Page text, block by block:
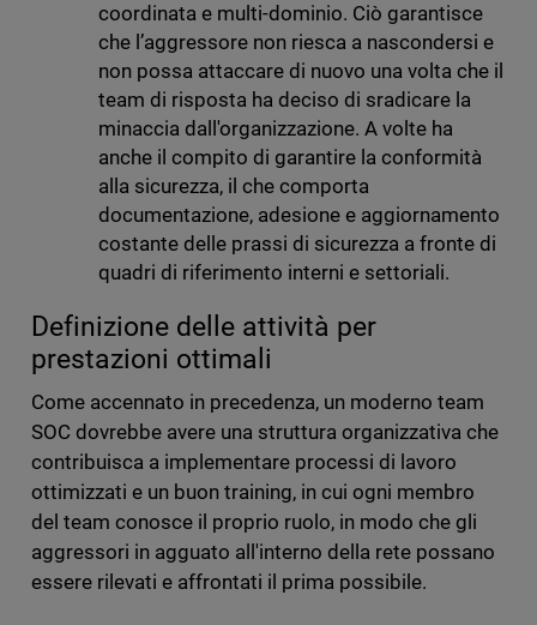
coordinata e multi-dominio. Ciò garantisce
che l’aggressore non riesca a nascondersi e
non possa attaccare di nuovo una volta che il
team di risposta ha deciso di sradicare la
minaccia dall'organizzazione. A volte ha
anche il compito di garantire la conformità
alla sicurezza, il che comporta
documentazione, adesione e aggiornamento
costante delle prassi di sicurezza a fronte di
quadri di riferimento interni e settoriali.
Definizione delle attività per
prestazioni ottimali
Come accennato in precedenza, un moderno team
SOC dovrebbe avere una struttura organizzativa che
contribuisca a implementare processi di lavoro
ottimizzati e un buon training, in cui ogni membro
del team conosce il proprio ruolo, in modo che gli
aggressori in agguato all'interno della rete possano
essere rilevati e affrontati il prima possibile.